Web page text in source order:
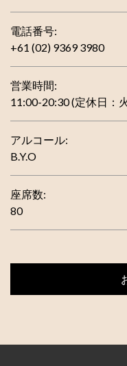
電話番号:
+61 (02) 9369 3980
営業時間:
11:00-20:30 (定休日：
アルコール:
B.Y.O
座席数:
80